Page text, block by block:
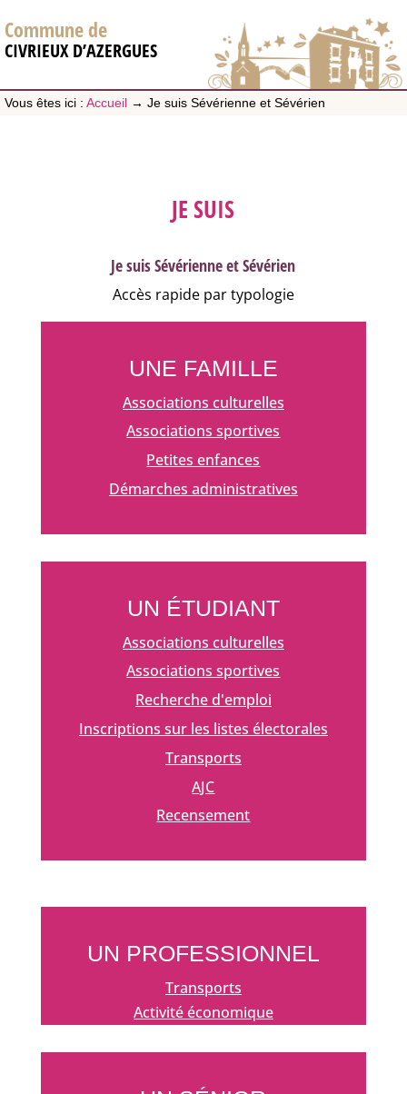
Commune de
CIVRIEUX D’AZERGUES
Vous êtes ici : Accueil → Je suis Sévérienne et Sévérien
JE SUIS
Je suis Sévérienne et Sévérien
Accès rapide par typologie
UNE FAMILLE
Associations culturelles
Associations sportives
Petites enfances
Démarches administratives
UN ÉTUDIANT
Associations culturelles
Associations sportives
Recherche d'emploi
Inscriptions sur les listes électorales
Transports
AJC
Recensement
UN PROFESSIONNEL
Transports
Activité économique